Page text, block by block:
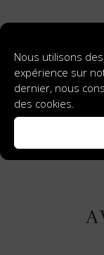
Nous utilisons
expérience sur
dernier, nous
des cookies.
Le